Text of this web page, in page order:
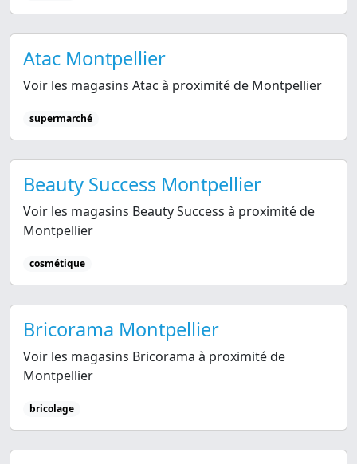
Atac Montpellier
Voir les magasins Atac à proximité de Montpellier
supermarché
Beauty Success Montpellier
Voir les magasins Beauty Success à proximité de
Montpellier
cosmétique
Bricorama Montpellier
Voir les magasins Bricorama à proximité de
Montpellier
bricolage